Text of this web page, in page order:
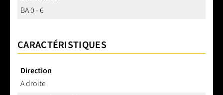
BA 0 - 6
CARACTÉRISTIQUES
Direction
A droite